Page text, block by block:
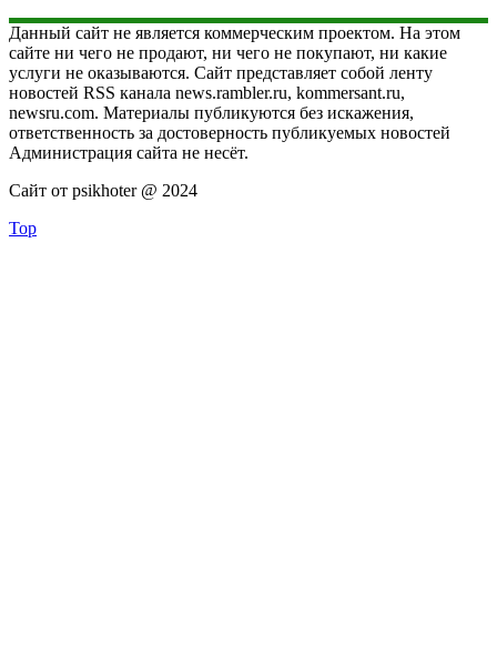
Данный сайт не является коммерческим проектом. На этом
сайте ни чего не продают, ни чего не покупают, ни какие
услуги не оказываются. Сайт представляет собой ленту
новостей RSS канала news.rambler.ru, kommersant.ru,
newsru.com. Материалы публикуются без искажения,
ответственность за достоверность публикуемых новостей
Администрация сайта не несёт.
Сайт от psikhoter @ 2024
Top